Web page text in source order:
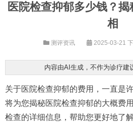
医院检查抑郁多少钱？
相
测评资讯 2025-03-21
内容由AI生成，不作为诊疗建
关于医院检查抑郁的费用，一直是
将为您揭秘医院检查抑郁的大概费
检查的详细信息，帮助您更好地了解